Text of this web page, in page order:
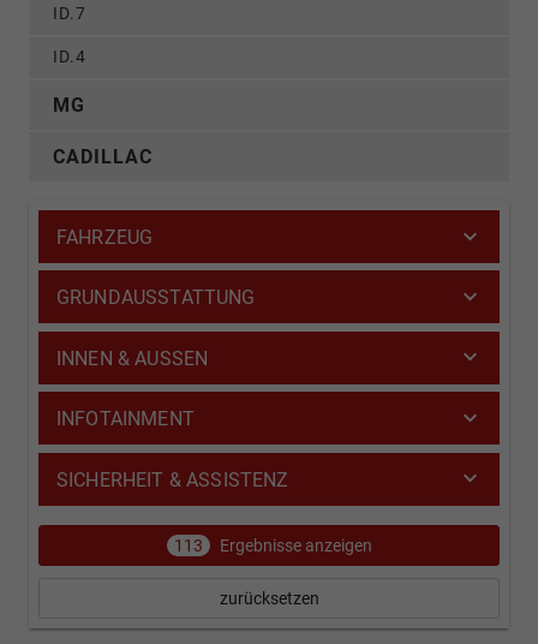
ID.7
ID.4
MG
CADILLAC
FAHRZEUG
GRUNDAUSSTATTUNG
INNEN & AUSSEN
INFOTAINMENT
SICHERHEIT & ASSISTENZ
113 Ergebnisse anzeigen
zurücksetzen